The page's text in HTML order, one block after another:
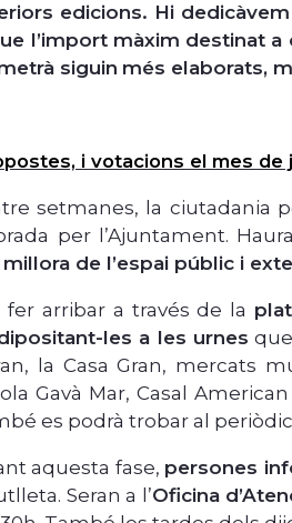
edicions. Hi
l’import màxim destinat
siguin més elaborats,
i votacions el mes de
setmanes, la ciutadania
per l’Ajuntament.
de l’espai públic i
fer arribar a través de la
les a les urnes
la Casa Gran, mercats
Gavà Mar, Casal
es podrà trobar al
aquesta fase, persones
Seran a l’Oficina